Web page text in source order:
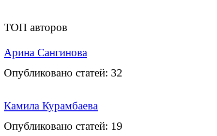
ТОП авторов
Арина Сангинова
Опубликовано статей: 32
Камила Курамбаева
Опубликовано статей: 19